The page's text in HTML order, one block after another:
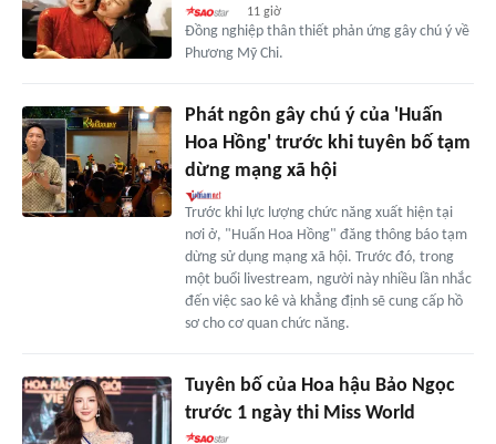
11 giờ
Đồng nghiệp thân thiết phản ứng gây chú ý về
Phương Mỹ Chi.
Phát ngôn gây chú ý của 'Huấn
Hoa Hồng' trước khi tuyên bố tạm
dừng mạng xã hội
Trước khi lực lượng chức năng xuất hiện tại
nơi ở, "Huấn Hoa Hồng" đăng thông báo tạm
dừng sử dụng mạng xã hội. Trước đó, trong
một buổi livestream, người này nhiều lần nhắc
đến việc sao kê và khẳng định sẽ cung cấp hồ
sơ cho cơ quan chức năng.
Tuyên bố của Hoa hậu Bảo Ngọc
trước 1 ngày thi Miss World